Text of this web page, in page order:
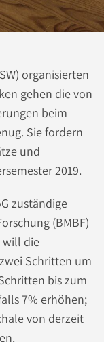
organisierten
gehen die von
beim
Sie fordern
und
2019.
zuständige
(BMBF)
will die
Schritten um
bis zum
7% erhöhen;
von derzeit